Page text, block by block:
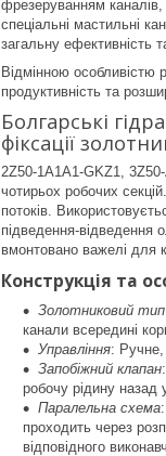
фрезеруванням каналів,
спеціальні мастильні
загальну ефективність
Відмінною особливістю
продуктивність та
Болгарські
фіксації
2Z50-1A1A1-GKZ1,
чотирьох робочих
потоків.
підведення-відведення
вмонтовано важелі для
Конструкція та
Золотниковий тип
канали всередині
Управління: Ручне,
Запобіжний клапан
робочу рідину назад
Паралельна схема
проходить через
відповідного